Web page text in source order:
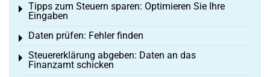
Tipps zum Steuern sparen: Optimieren Sie Ihre
Eingaben
Toggle menu
Daten prüfen: Fehler finden
Toggle menu
Steuererklärung abgeben: Daten an das
Finanzamt schicken
Toggle menu